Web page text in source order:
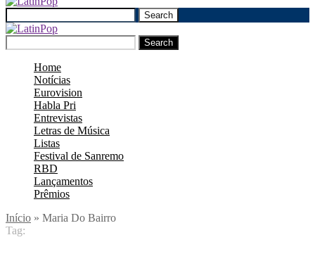
Search
Search
Home
Notícias
Eurovision
Habla Pri
Entrevistas
Letras de Música
Listas
Festival de Sanremo
RBD
Lançamentos
Prêmios
Início » Maria Do Bairro
Tag: